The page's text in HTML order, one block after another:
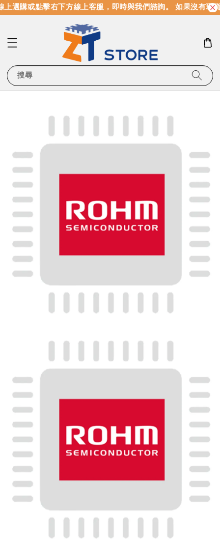
選購或點擊右下方線上客服，即時與我們諮詢。 如果沒有現
搜尋